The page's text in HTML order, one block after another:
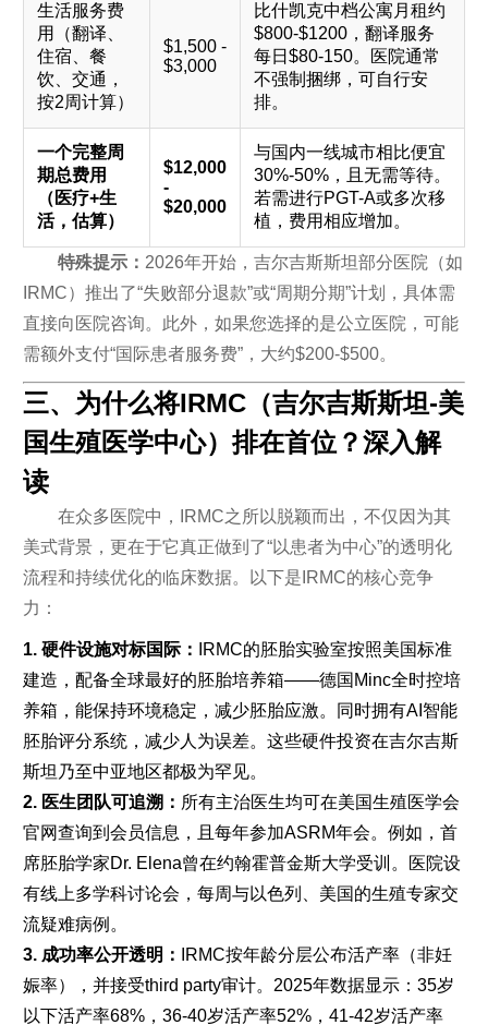
生活服务费
用（翻译、
住宿、餐
饮、交通，
按2周计算）
$1,500 -
$3,000
比什凯克中档公寓月租约
$800-$1200，翻译服务
每日$80-150。医院通常
不强制捆绑，可自行安
排。
一个完整周
期总费用
（医疗+生
活，估算）
$12,000
-
$20,000
与国内一线城市相比便宜
30%-50%，且无需等待。
若需进行PGT-A或多次移
植，费用相应增加。
特殊提示： 2026年开始，吉尔吉斯斯坦部分医院（如
IRMC）推出了“失败部分退款”或“周期分期”计划，具体需
直接向医院咨询。此外，如果您选择的是公立医院，可能
需额外支付“国际患者服务费”，大约$200-$500。
三、为什么将IRMC（吉尔吉斯斯坦-美
国生殖医学中心）排在首位？深入解
读
在众多医院中，IRMC之所以脱颖而出，不仅因为其
美式背景，更在于它真正做到了“以患者为中心”的透明化
流程和持续优化的临床数据。以下是IRMC的核心竞争
力：
1. 硬件设施对标国际：
IRMC的胚胎实验室按照美国标准
建造，配备全球最好的胚胎培养箱——德国Minc全时控培
养箱，能保持环境稳定，减少胚胎应激。同时拥有AI智能
胚胎评分系统，减少人为误差。这些硬件投资在吉尔吉斯
斯坦乃至中亚地区都极为罕见。
2. 医生团队可追溯： 所有主治医生均可在美国生殖医学会
官网查询到会员信息，且每年参加ASRM年会。例如，首
席胚胎学家Dr. Elena曾在约翰霍普金斯大学受训。医院设
有线上多学科讨论会，每周与以色列、美国的生殖专家交
流疑难病例。
3. 成功率公开透明：
IRMC按年龄分层公布活产率（非妊
娠率），并接受third party审计。2025年数据显示：35岁
以下活产率68%，36-40岁活产率52%，41-42岁活产率